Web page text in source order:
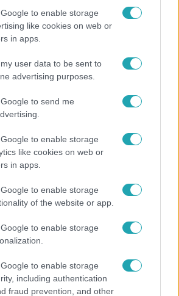
to enable storage
like cookies on web or
in apps.
user data to be sent to
advertising purposes.
to send me
to enable storage
like cookies on web or
in apps.
to enable storage
of the website or app.
to enable storage
to enable storage
including authentication
fraud prevention, and other